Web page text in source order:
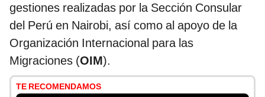
gestiones realizadas por la Sección Consular
del Perú en Nairobi, así como al apoyo de la
Organización Internacional para las
Migraciones (OIM).
TE RECOMENDAMOS